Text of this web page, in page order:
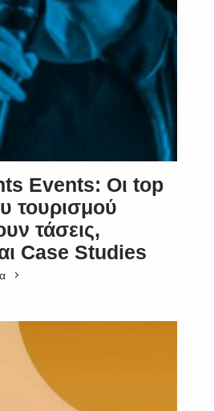
Events: Οι top
τουρισμού
τάσεις,
Case Studies